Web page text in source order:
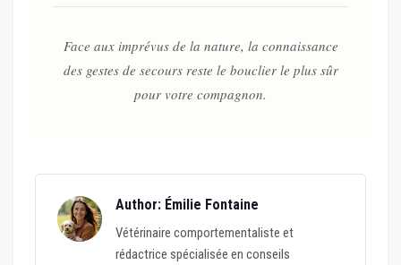
Face aux imprévus de la nature, la connaissance
des gestes de secours reste le bouclier le plus sûr
pour votre compagnon.
Author: Émilie Fontaine
Vétérinaire comportementaliste et
rédactrice spécialisée en conseils